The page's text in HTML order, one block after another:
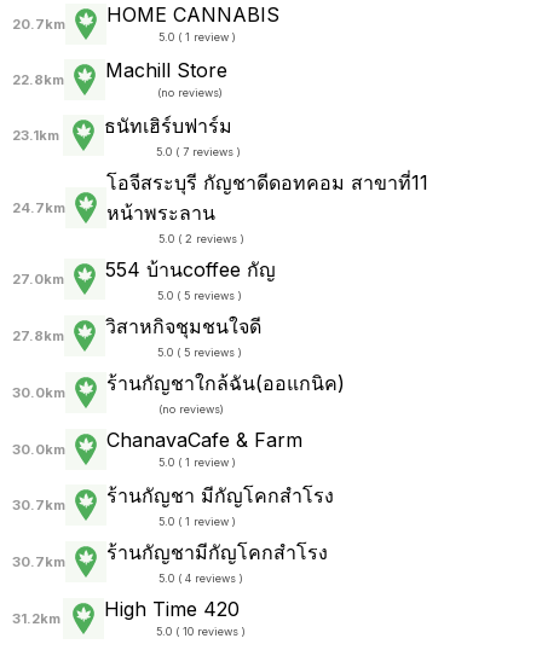
20.7km HOME CANNABIS
5.0 ( 1 review )
22.8km Machill Store
(no reviews)
23.1km ธนัทเฮิร์บฟาร์ม
5.0 ( 7 reviews )
24.7km
โอจีสระบุรี กัญชาดีดอทคอม สาขาที่11
หน้าพระลาน
5.0 ( 2 reviews )
27.0km 554 บ้านcoffee กัญ
5.0 ( 5 reviews )
27.8km วิสาหกิจชุมชนใจดี
5.0 ( 5 reviews )
30.0km ร้านกัญชาใกล้ฉัน(ออแกนิค)
(no reviews)
30.0km ChanavaCafe & Farm
5.0 ( 1 review )
30.7km ร้านกัญชา มีกัญโคกสำโรง
5.0 ( 1 review )
30.7km ร้านกัญชามีกัญโคกสำโรง
5.0 ( 4 reviews )
31.2km High Time 420
5.0 ( 10 reviews )